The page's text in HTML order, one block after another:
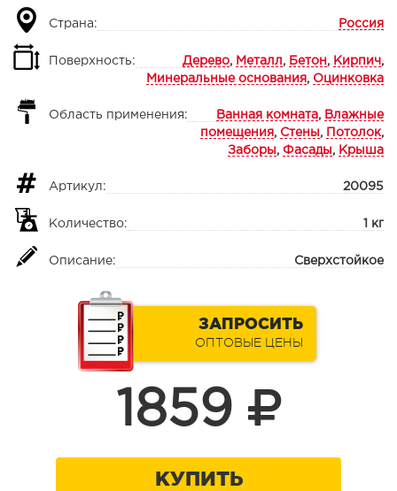
Страна: Россия
Поверхность: Дерево, Металл , Бетон , Кирпич ,
Минеральные основания , Оцинковка
Область применения: Ванная комната, Влажные
помещения , Стены , Потолок,
Заборы , Фасады , Крыша
Артикул: 20095
Количество: 1 кг
Описание: Сверхстойкое
ЗАПРОСИТЬ
ОПТОВЫЕ ЦЕНЫ
1859
КУПИТЬ